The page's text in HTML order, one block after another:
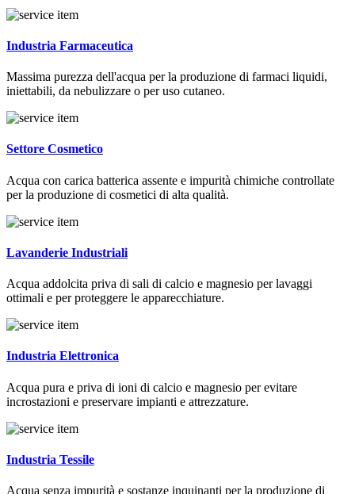
Industria Farmaceutica
Massima purezza dell'acqua per la produzione di farmaci liquidi,
iniettabili, da nebulizzare o per uso cutaneo.
Settore Cosmetico
Acqua con carica batterica assente e impurità chimiche controllate
per la produzione di cosmetici di alta qualità.
Lavanderie Industriali
Acqua addolcita priva di sali di calcio e magnesio per lavaggi
ottimali e per proteggere le apparecchiature.
Industria Elettronica
Acqua pura e priva di ioni di calcio e magnesio per evitare
incrostazioni e preservare impianti e attrezzature.
Industria Tessile
Acqua senza impurità e sostanze inquinanti per la produzione di